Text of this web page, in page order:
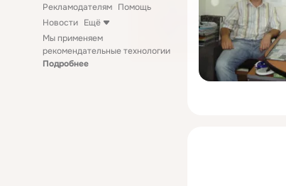
Рекламодателям Помощь
Новости Ещё
Мы применяем
рекомендательные технологии
Подробнее